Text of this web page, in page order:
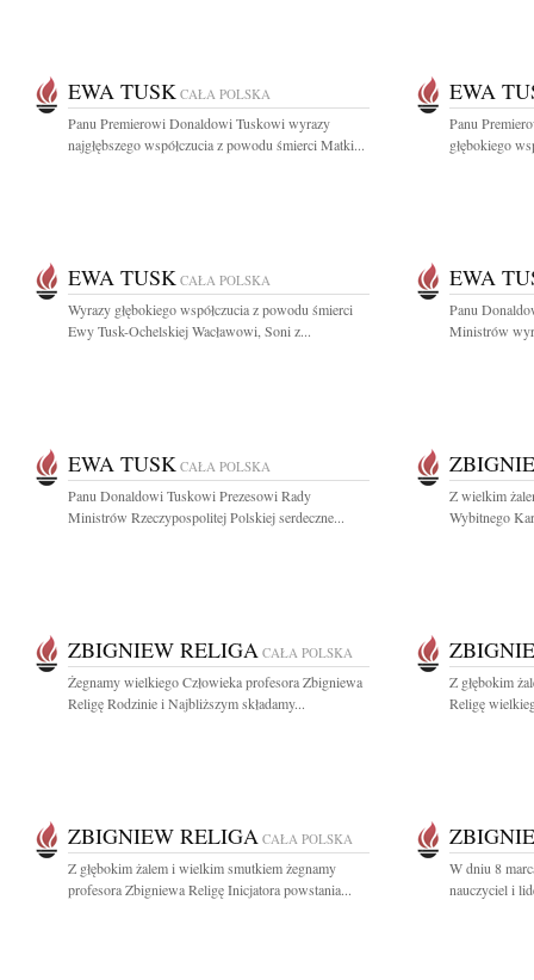
EWA TUSK CAŁA POLSKA
Panu Premierowi Donaldowi Tuskowi wyrazy
najgłębszego współczucia z powodu śmierci Matki...
EWA
Panu
głębokiego
EWA TUSK CAŁA POLSKA
Wyrazy głębokiego współczucia z powodu śmierci
Ewy Tusk-Ochelskiej Wacławowi, Soni z...
EWA
Panu
Ministrów
EWA TUSK CAŁA POLSKA
Panu Donaldowi Tuskowi Prezesowi Rady
Ministrów Rzeczypospolitej Polskiej serdeczne...
Z wielkim
Wybitnego
ZBIGNIEW RELIGA CAŁA POLSKA
Żegnamy wielkiego Człowieka profesora Zbigniewa
Religę Rodzinie i Najbliższym składamy...
Z głębokim
Religę
ZBIGNIEW RELIGA CAŁA POLSKA
Z głębokim żalem i wielkim smutkiem żegnamy
profesora Zbigniewa Religę Inicjatora powstania...
W dniu 8
nauczyciel i